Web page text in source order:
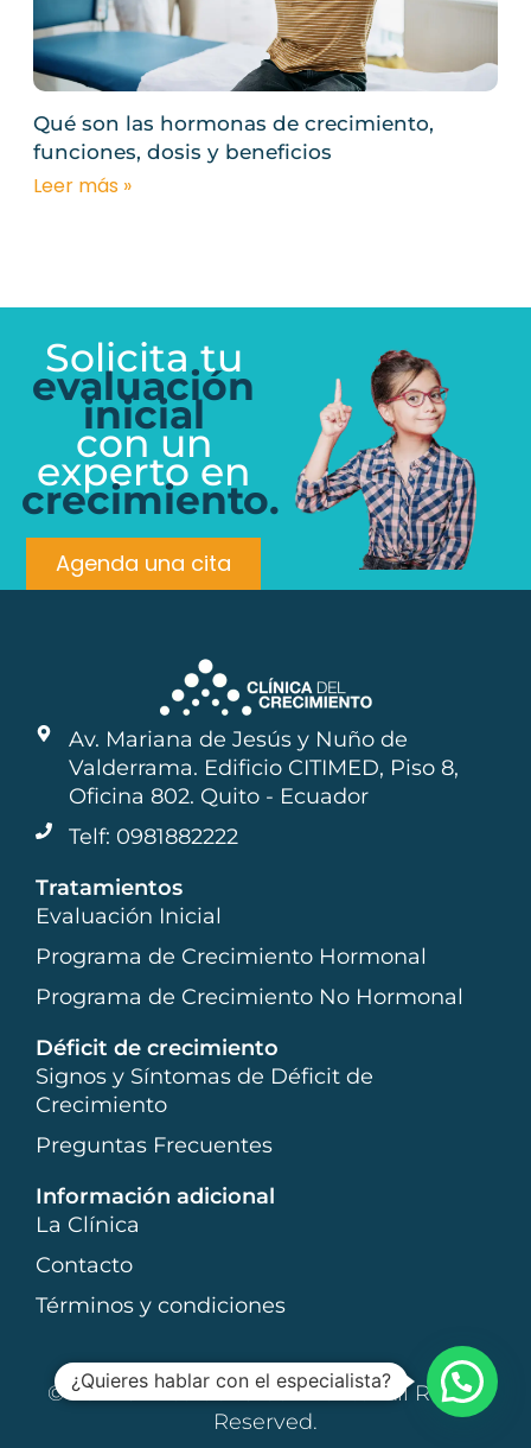
Qué son las hormonas de crecimiento,
funciones, dosis y beneficios
Leer más »
Solicita tu
evaluación
inicial
con un
experto en
crecimiento.
Agenda una cita
Av. Mariana de Jesús y Nuño de
Valderrama. Edificio CITIMED, Piso 8,
Oficina 802. Quito - Ecuador
Telf: 0981882222
Tratamientos
Evaluación Inicial
Programa de Crecimiento Hormonal
Programa de Crecimiento No Hormonal
Déficit de crecimiento
Signos y Síntomas de Déficit de
Crecimiento
Preguntas Frecuentes
Información adicional
La Clínica
Contacto
Términos y condiciones
© 2017 Clínica del Crecimiento. All Rights
Reserved.
¿Quieres hablar con el especialista?